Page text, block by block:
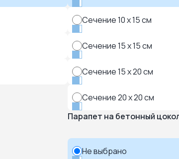
Сечение 10 x 15 см
Сечение 15 x 15 см
Сечение 15 x 20 см
Сечение 20 x 20 см
Парапет на бетонный
Не выбрано